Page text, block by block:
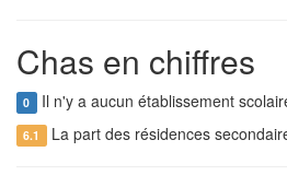
Chas en chiffres
0 Il n'y a aucun établissement
6.1 La part des résidences